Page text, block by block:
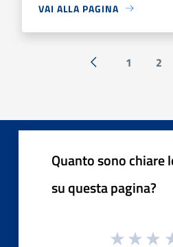
VAI ALLA PAGINA
« Precedente
1 2
Quanto sono chiare
su questa pagina?